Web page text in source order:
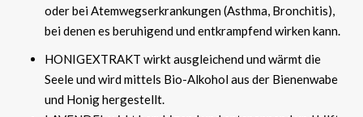
oder bei Atemwegserkrankungen (Asthma, Bronchitis),
bei denen es beruhigend und entkrampfend wirken kann.
HONIGEXTRAKT wirkt ausgleichend und wärmt die
Seele und wird mittels Bio-Alkohol aus der Bienenwabe
und Honig hergestellt.